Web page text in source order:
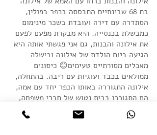
בת 68 שבינתיים התבססה בכפר בפולין,
הסתדרה עם דירה ועובדת בשכר מינימום
כמבשלת בכנסייה. היא מבקרת מפעם לפעם
את אילונה והבנות, גם אני פגשתי אותה היא
הגיעה ביום הולדת של אילונה ובישלה
מאכלים מסורתיים טעימים😊 כיסונים
ממולאים בכבד ועוגיות עם ריבה. בהתחלה,
אילונה התגוררה באותו הכפר יחד עם אמה,
הם התגוררו בבית נטוש של חברי משפחה,
נדרשה לשלם רק עבור מים וחשמל, אך
לטענתה הבית לא היה ראוי למגורים, ולא